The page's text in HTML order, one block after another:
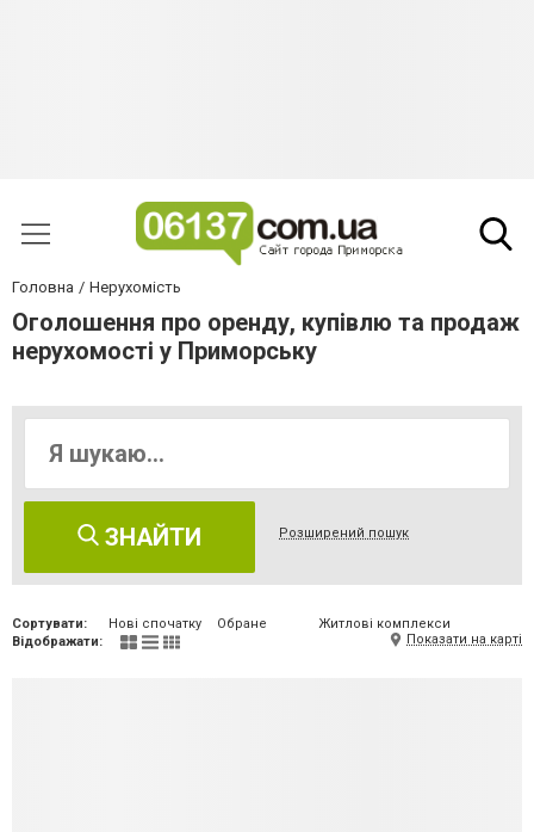
Головна Нерухомість
Оголошення про оренду, купівлю та продаж
нерухомості у Приморську
ЗНАЙТИ Розширений пошук
Сортувати: Нові спочатку Обране
Житлові комплекси
Відображати:
Показати на карті